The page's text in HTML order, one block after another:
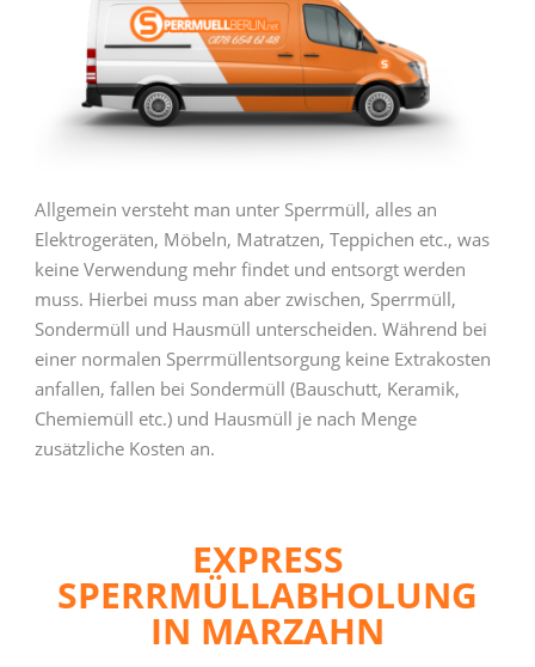
Allgemein versteht man unter Sperrmüll, alles an
Elektrogeräten, Möbeln, Matratzen, Teppichen etc., was
keine Verwendung mehr findet und entsorgt werden
muss. Hierbei muss man aber zwischen, Sperrmüll,
Sondermüll und Hausmüll unterscheiden. Während bei
einer normalen Sperrmüllentsorgung keine Extrakosten
anfallen, fallen bei Sondermüll (Bauschutt, Keramik,
Chemiemüll etc.) und Hausmüll je nach Menge
zusätzliche Kosten an.
EXPRESS
SPERRMÜLLABHOLUNG
IN MARZAHN